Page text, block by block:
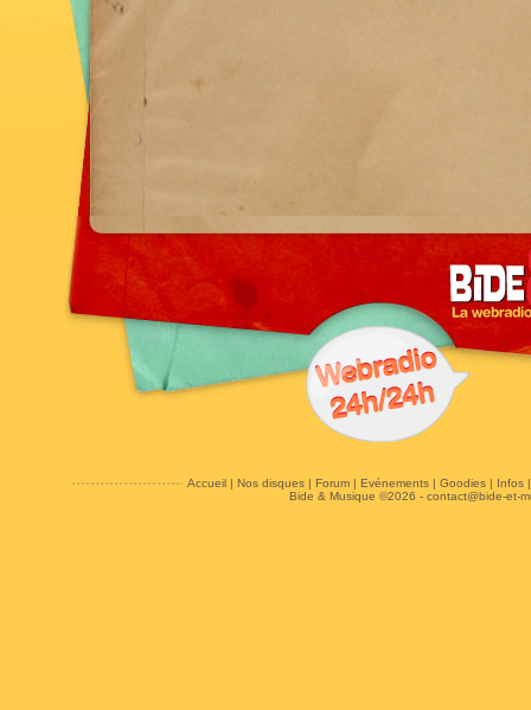
Accueil| Nos disques| Forum| Evénements| Goodies| Infos
Bide & Musique ©2026 - contact@bide-et-